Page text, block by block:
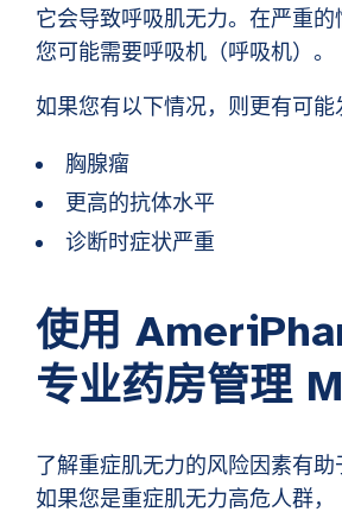
它会导致呼吸肌无力。在严重的
您可能需要呼吸机（呼吸机）。
如果您有以下情况，则更有可能
胸腺瘤
更高的抗体水平
诊断时症状严重
使用
专业药房管理
了解重症肌无力的风险因素有
如果您是重症肌无力高危人群，